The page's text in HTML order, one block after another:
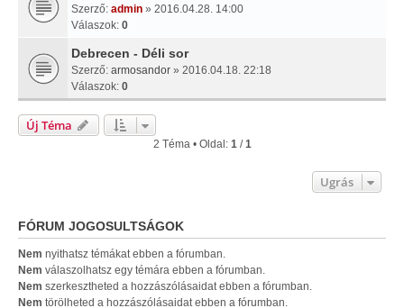
Szerző: admin » 2016.04.28. 14:00
Válaszok: 0
Debrecen - Déli sor
Szerző: armosandor » 2016.04.18. 22:18
Válaszok: 0
Új Téma
2 Téma • Oldal: 1 /1
Ugrás
FÓRUM JOGOSULTSÁGOK
Nem nyithatsz témákat ebben a fórumban.
Nem válaszolhatsz egy témára ebben a fórumban.
Nem szerkesztheted a hozzászólásaidat ebben a fórumban.
Nem törölheted a hozzászólásaidat ebben a fórumban.